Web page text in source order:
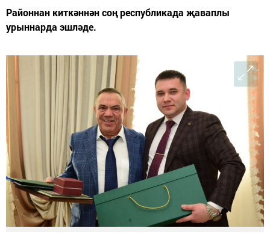
Районнан киткәннән соң республикада җаваплы
урыннарда эшләде.